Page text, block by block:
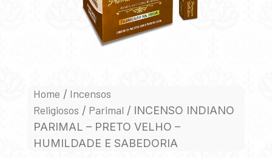
Home / Incensos
Religiosos / Parimal / INCENSO INDIANO
PARIMAL – PRETO VELHO –
HUMILDADE E SABEDORIA